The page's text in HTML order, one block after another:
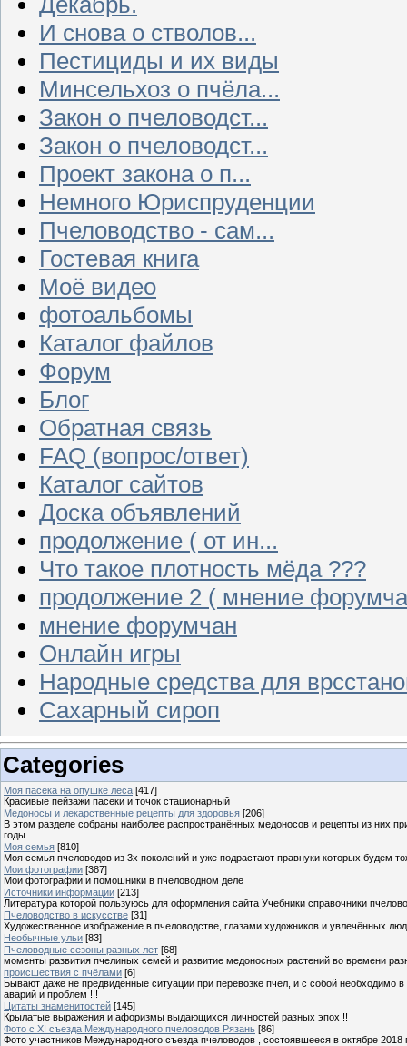
И снова о стволов...
Пестициды и их виды
Минсельхоз о пчёла...
Закон о пчеловодст...
Закон о пчеловодст...
Проект закона о п...
Немного Юриспруденции
Пчеловодство - сам...
Гостевая книга
Моё видео
фотоальбомы
Каталог файлов
Форум
Блог
Обратная связь
FAQ (вопрос/ответ)
Каталог сайтов
Доска объявлений
продолжение ( от ин...
Что такое плотность мёда ???
продолжение 2 ( мнение
мнение форумчан
Онлайн игры
Народные средства для
Сахарный сироп
Categories
Моя пасека на опушке леса [417]
Красивые пейзажи пасеки и точок стационарный
Медоносы и лекарственные рецепты для здоровья [206]
В этом разделе собраны наиболее распространённых медоносов и рецепты из них
годы.
Моя семья [810]
Моя семья пчеловодов из 3х поколений и уже подрастают правнуки которых будем
Мои фотографии [387]
Мои фотографии и помошники в пчеловодном деле
Источники информации [213]
Литература которой пользуюсь для оформления сайта Учебники справочники
Пчеловодство в искусстве [31]
Художественное изображение в пчеловодстве, глазами художников и увлечённых
Необычные ульи [83]
Пчеловодные сезоны разных лет [68]
моменты развития пчелиных семей и развитие медоносных растений во времени
происшествия с пчёлами [6]
Бывают даже не предвиденные ситуации при перевозке пчёл, и с собой необходимо
аварий и проблем !!!
Цитаты знаменитостей [145]
Крылатые выражения и афоризмы выдающихся личностей разных эпох !!
Фото с XI съезда Международного пчеловодов Рязань [86]
Фото участников Международного съезда пчеловодов , состоявшееся в октябре 2018